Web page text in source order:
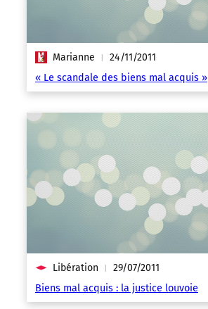
Marianne | 24/11/2011
« Le scandale des biens mal acquis »
Libération | 29/07/2011
Biens mal acquis : la justice louvoie